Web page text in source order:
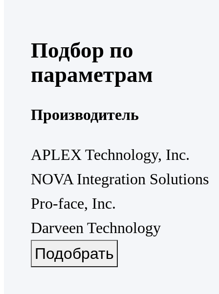
Подбор по
параметрам
Производитель
APLEX Technology, Inc.
NOVA Integration Solutions
Pro-face, Inc.
Darveen Technology